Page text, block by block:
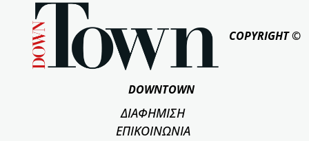
COPYRIGHT ©
DOWNTOWN
ΔΙΑΦΗΜΙΣΗ
ΕΠΙΚΟΙΝΩΝΙΑ